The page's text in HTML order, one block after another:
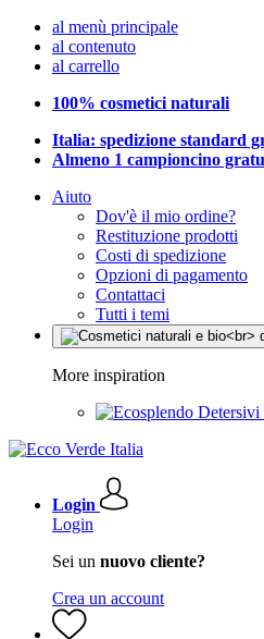
al menù principale
al contenuto
al carrello
100% cosmetici naturali
Italia: spedizione standard
Almeno 1 campioncino
Aiuto
Dov'è il mio ordine?
Restituzione prodotti
Costi di spedizione
Opzioni di pagamento
Contattaci
Tutti i temi
More inspiration
Detersivi
Login
Login
Sei un nuovo cliente?
Crea un account